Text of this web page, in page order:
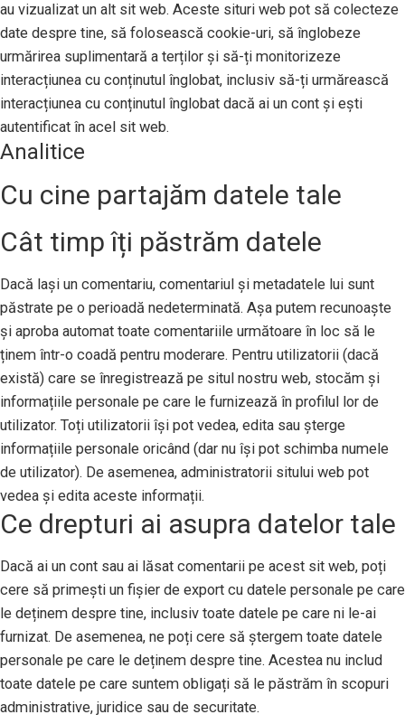
au vizualizat un alt sit web. Aceste situri web pot să colecteze
date despre tine, să folosească cookie-uri, să înglobeze
urmărirea suplimentară a terților și să-ți monitorizeze
interacțiunea cu conținutul înglobat, inclusiv să-ți urmărească
interacțiunea cu conținutul înglobat dacă ai un cont și ești
autentificat în acel sit web.
Analitice
Cu cine partajăm datele tale
Cât timp îți păstrăm datele
Dacă lași un comentariu, comentariul și metadatele lui sunt
păstrate pe o perioadă nedeterminată. Așa putem recunoaște
și aproba automat toate comentariile următoare în loc să le
ținem într-o coadă pentru moderare. Pentru utilizatorii (dacă
există) care se înregistrează pe situl nostru web, stocăm și
informațiile personale pe care le furnizează în profilul lor de
utilizator. Toți utilizatorii își pot vedea, edita sau șterge
informațiile personale oricând (dar nu își pot schimba numele
de utilizator). De asemenea, administratorii sitului web pot
vedea și edita aceste informații.
Ce drepturi ai asupra datelor tale
Dacă ai un cont sau ai lăsat comentarii pe acest sit web, poți
cere să primești un fișier de export cu datele personale pe care
le deținem despre tine, inclusiv toate datele pe care ni le-ai
furnizat. De asemenea, ne poți cere să ștergem toate datele
personale pe care le deținem despre tine. Acestea nu includ
toate datele pe care suntem obligați să le păstrăm în scopuri
administrative, juridice sau de securitate.